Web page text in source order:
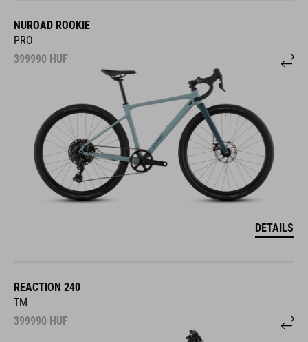
NUROAD ROOKIE
PRO
399990 HUF
DETAILS
REACTION 240
TM
399990 HUF